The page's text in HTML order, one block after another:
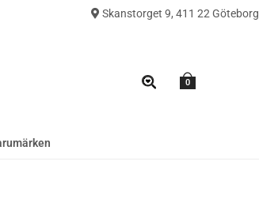
Skanstorget 9, 411 22 Göteborg
0